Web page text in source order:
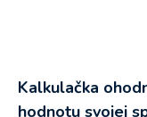
Kalkulačka
hodnotu svojej